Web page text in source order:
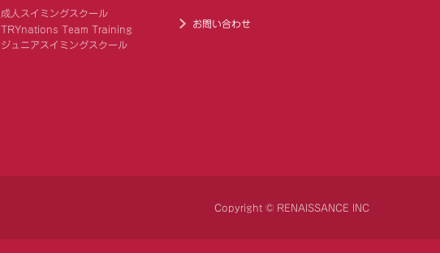
成人スイミングスクール
TRYnations Team Training
ジュニアスイミングスクール
お問い合わせ
Copyright © RENAISSANCE INC